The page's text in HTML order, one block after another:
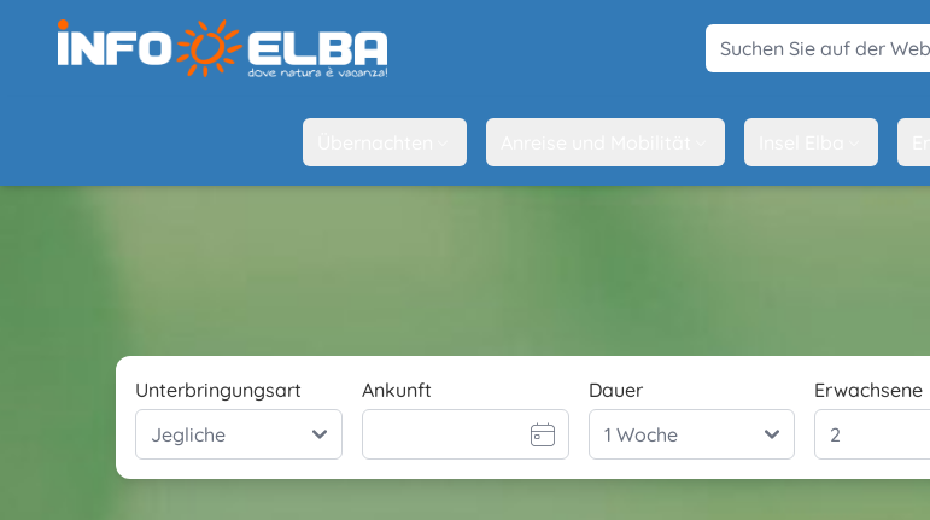
Suchen Sie auf der
Unterbringungsart Ankunft Dauer Erwachsene